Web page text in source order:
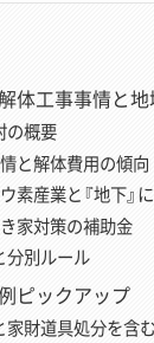
体工事事情と
の概要
と解体費用の傾向
素産業と『地下』
家対策の補助金
分別ルール
ピックアップ
家財道具処分を含